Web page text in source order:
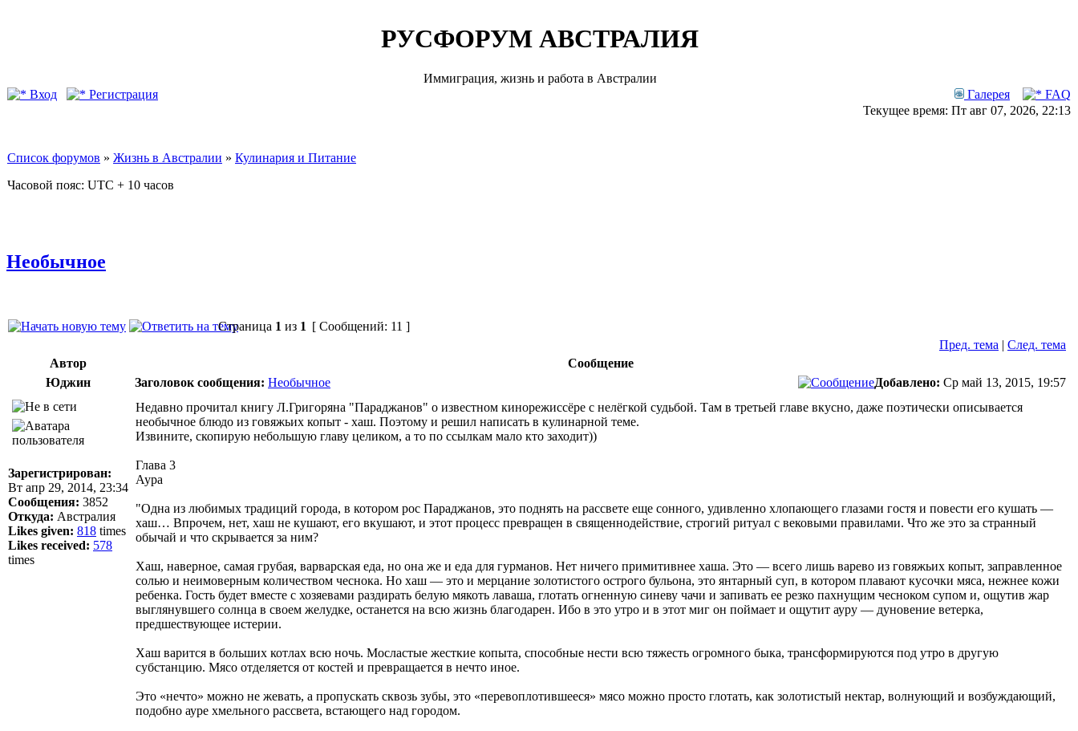
РУСФОРУМ АВСТРАЛИЯ
Иммиграция, жизнь и работа в Австралии
Вход
Регистрация Галерея
FAQ
Текущее время: Пт авг 07, 2026, 22:13
Список форумов » Жизнь в Австралии » Кулинария и Питание
Часовой пояс: UTC + 10 часов
Необычное
Страница 1 из 1 [ Сообщений: 11 ]
Пред. тема | След. тема
Автор
Сообщение
Юджин
Заголовок сообщения: Необычное Добавлено: Ср май 13, 2015, 19:57
Зарегистрирован:
Вт апр 29, 2014, 23:34
Сообщения: 3852
Откуда: Австралия
Likes given: 818 times
Likes received: 578
times
Недавно прочитал книгу Л.Григоряна "Параджанов" о известном кинорежиссёре с нелёгкой судьбой. Там в третьей главе вкусно, даже поэтически описывается
необычное блюдо из говяжьих копыт - хаш. Поэтому и решил написать в кулинарной теме.
Извините, скопирую небольшую главу целиком, а то по ссылкам мало кто заходит))
Глава 3
Аура
"Одна из любимых традиций города, в котором рос Параджанов, это поднять на рассвете еще сонного, удивленно хлопающего глазами гостя и повести его кушать —
хаш… Впрочем, нет, хаш не кушают, его вкушают, и этот процесс превращен в священнодействие, строгий ритуал с вековыми правилами. Что же это за странный
обычай и что скрывается за ним?
Хаш, наверное, самая грубая, варварская еда, но она же и еда для гурманов. Нет ничего примитивнее хаша. Это — всего лишь варево из говяжьих копыт, заправленное
солью и неимоверным количеством чеснока. Но хаш — это и мерцание золотистого острого бульона, это янтарный суп, в котором плавают кусочки мяса, нежнее кожи
ребенка. Гость будет вместе с хозяевами раздирать белую мякоть лаваша, глотать огненную синеву чачи и запивать ее резко пахнущим чесноком супом и, ощутив жар
выглянувшего солнца в своем желудке, останется на всю жизнь благодарен. Ибо в это утро и в этот миг он поймает и ощутит ауру — дуновение ветерка,
предшествующее истерии.
Хаш варится в больших котлах всю ночь. Мосластые жесткие копыта, способные нести всю тяжесть огромного быка, трансформируются под утро в другую
субстанцию. Мясо отделяется от костей и превращается в нечто иное.
Это «нечто» можно не жевать, а пропускать сквозь зубы, это «перевоплотившееся» мясо можно просто глотать, как золотистый нектар, волнующий и возбуждающий,
подобно ауре хмельного рассвета, встающего над городом.